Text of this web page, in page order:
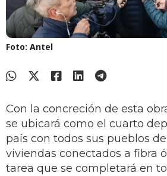
Foto: Antel
Con la concreción de esta
se ubicará como el cuarto
país con todos sus pueblos
viviendas conectados a fibra
tarea que se completará en